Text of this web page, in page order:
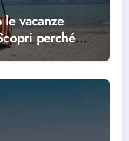
vacanze
perché